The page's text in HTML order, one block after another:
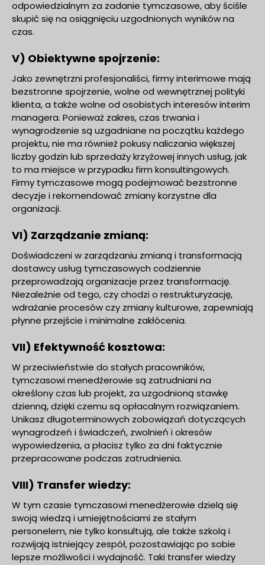
odpowiedzialnym za zadanie tymczasowe, aby ściśle
skupić się na osiągnięciu uzgodnionych wyników na
czas.
V) Obiektywne spojrzenie:
Jako zewnętrzni profesjonaliści, firmy interimowe mają
bezstronne spojrzenie, wolne od wewnętrznej polityki
klienta, a także wolne od osobistych interesów interim
managera. Ponieważ zakres, czas trwania i
wynagrodzenie są uzgadniane na początku każdego
projektu, nie ma również pokusy naliczania większej
liczby godzin lub sprzedaży krzyżowej innych usług, jak
to ma miejsce w przypadku firm konsultingowych.
Firmy tymczasowe mogą podejmować bezstronne
decyzje i rekomendować zmiany korzystne dla
organizacji.
VI) Zarządzanie zmianą:
Doświadczeni w zarządzaniu zmianą i transformacją
dostawcy usług tymczasowych codziennie
przeprowadzają organizacje przez transformację.
Niezależnie od tego, czy chodzi o restrukturyzację,
wdrażanie procesów czy zmiany kulturowe, zapewniają
płynne przejście i minimalne zakłócenia.
VII) Efektywność kosztowa:
W przeciwieństwie do stałych pracowników,
tymczasowi menedżerowie są zatrudniani na
określony czas lub projekt, za uzgodnioną stawkę
dzienną, dzięki czemu są opłacalnym rozwiązaniem.
Unikasz długoterminowych zobowiązań dotyczących
wynagrodzeń i świadczeń, zwolnień i okresów
wypowiedzenia, a płacisz tylko za dni faktycznie
przepracowane podczas zatrudnienia.
VIII) Transfer wiedzy:
W tym czasie tymczasowi menedżerowie dzielą się
swoją wiedzą i umiejętnościami ze stałym
personelem, nie tylko konsultują, ale także szkolą i
rozwijają istniejący zespół, pozostawiając po sobie
lepsze możliwości i wydajność. Taki transfer wiedzy